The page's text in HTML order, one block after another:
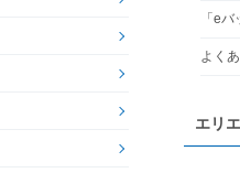
「e
よく
エリ